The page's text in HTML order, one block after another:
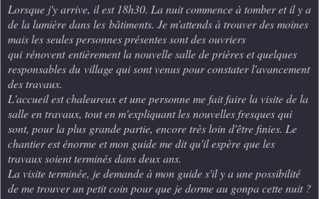
Lorsque j'y arrive, il est 18h30. La nuit commence à tomber et il y a
de la lumière dans les bâtiments. Je m'attends à trouver des moines
mais les seules personnes présentes sont des ouvriers
qui rénovent entièrement la nouvelle salle de prières et quelques
responsables du village qui sont venus pour constater l'avancement
des travaux.
L'accueil est chaleureux et une personne me fait faire la visite de la
salle en travaux, tout en m'expliquant les nouvelles fresques qui
sont, pour la plus grande partie, encore très loin d'être finies. Le
chantier est énorme et mon guide me dit qu'il espère que les
travaux soient terminés dans deux ans.
La visite terminée, je demande à mon guide s'il y a une possibilité
de me trouver un petit coin pour que je dorme au gonpa cette nuit ?